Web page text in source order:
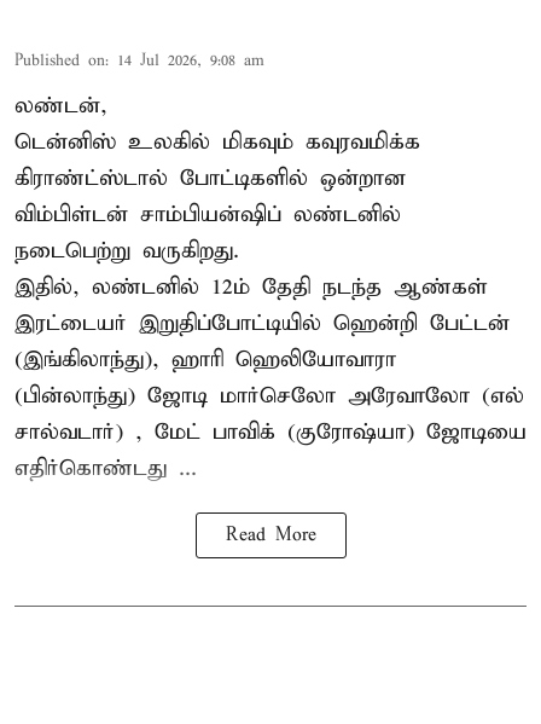
Published on: 14 Jul 2026, 9:08 am
லண்டன்,
டென்னிஸ் உலகில் மிகவும் கவுரவமிக்க
கிராண்ட்ஸ்டால் போட்டிகளில் ஒன்றான
விம்பிள்டன் சாம்பியன்ஷிப் லண்டனில்
நடைபெற்று வருகிறது.
இதில், லண்டனில் 12ம் தேதி நடந்த ஆண்கள்
இரட்டையர் இறுதிப்போட்டியில் ஹென்றி பேட்டன்
(இங்கிலாந்து), ஹாரி ஹெலியோவாரா
(பின்லாந்து) ஜோடி மார்செலோ அரேவாலோ (எல்
சால்வடார்) , மேட் பாவிக் (குரோஷ்யா) ஜோடியை
எதிர்கொண்டது ...
Read More